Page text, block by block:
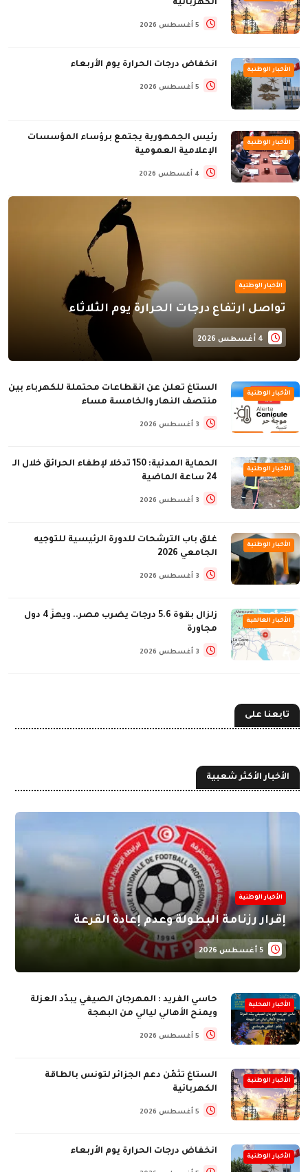
الكهربائية
الأخبار الوطنية
انخفاض درجات الحرارة يوم الأربعاء
الأخبار الوطنية
رئيس الجمهورية يجتمع برؤساء المؤسسات
الإعلامية العمومية
الأخبار الوطنية
تواصل ارتفاع درجات الحرارة يوم الثلاثاء
الأخبار الوطنية
الستاغ تعلن عن انقطاعات محتملة للكهرباء بين
منتصف النهار والخامسة مساء
الأخبار الوطنية
الحماية المدنية: 150 تدخلا لإطفاء الحرائق خلال الـ
24 ساعة الماضية
الأخبار الوطنية
غلق باب الترشحات للدورة الرئيسية للتوجيه
الجامعي 2026
الأخبار العالمية
زلزال بقوة 5.6 درجات يضرب مصر.. ويهزّ 4 دول
مجاورة
تابعنا على
الأخبار الأكثر شعبية
الأخبار الوطنية
إقرار رزنامة البطولة وعدم إعادة القرعة
الأخبار المحلية
حاسي الفريد : المهرجان الصيفي يبدّد العزلة
ويمنح الأهالي ليالي من البهجة
الأخبار الوطنية
الستاغ تثمّن دعم الجزائر لتونس بالطاقة
الكهربائية
الأخبار الوطنية
انخفاض درجات الحرارة يوم الأربعاء